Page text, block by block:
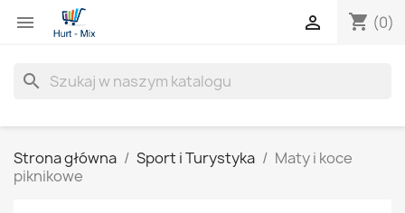
 shopping_cart (0)

search
Strona główna Sport i Turystyka
Maty i koce
piknikowe